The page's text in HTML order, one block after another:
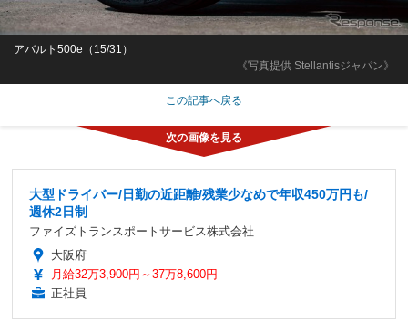
《写真提供 Stellantisジャパン》
アバルト500e（15/31）
この記事へ戻る
大型ドライバー/日勤の近距離/残業少なめで年収450万円も/
週休2日制
ファイズトランスポートサービス株式会社
大阪府
月給32万3,900円～37万8,600円
正社員